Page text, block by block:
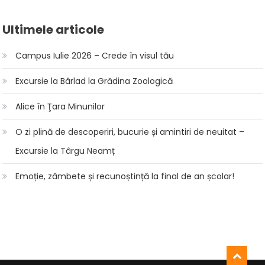
Ultimele articole
Campus Iulie 2026 – Crede în visul tău
Excursie la Bârlad la Grădina Zoologică
Alice în Ţara Minunilor
O zi plină de descoperiri, bucurie și amintiri de neuitat –
Excursie la Târgu Neamț
Emoție, zâmbete și recunoștință la final de an școlar!